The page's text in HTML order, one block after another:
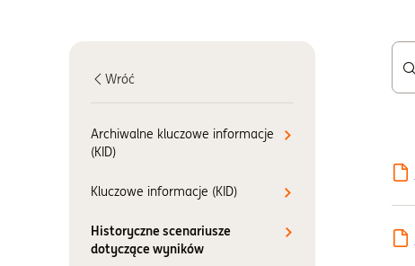
Wróć
Archiwalne kluczowe informacje
(KID)
Kluczowe informacje (KID)
Historyczne scenariusze
dotyczące wyników